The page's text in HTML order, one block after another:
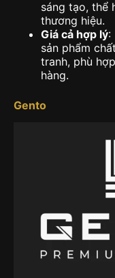
sáng tạo, thể
thương hiệu.
Giá cả hợp lý:
sản phẩm
tranh, phù
hàng.
Gento